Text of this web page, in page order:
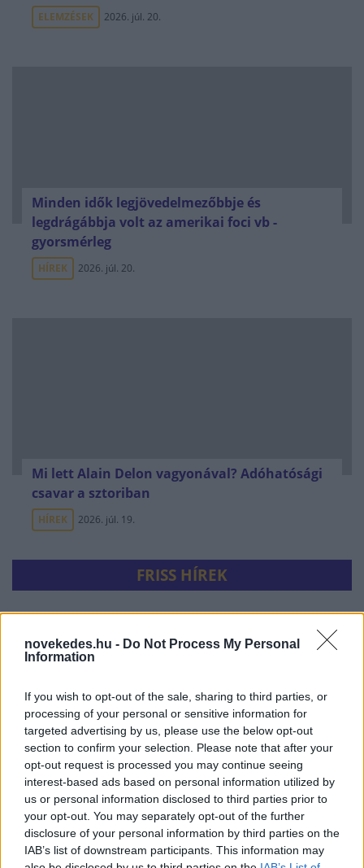
novekedes.hu - Do Not Process My Personal
Information
If you wish to opt-out of the sale, sharing to third parties, or
processing of your personal or sensitive information for
targeted advertising by us, please use the below opt-out
section to confirm your selection. Please note that after your
opt-out request is processed you may continue seeing
interest-based ads based on personal information utilized by
us or personal information disclosed to third parties prior to
your opt-out. You may separately opt-out of the further
disclosure of your personal information by third parties on the
IAB’s list of downstream participants. This information may
ELEMZÉSEK 2026. júl. 20.
Minden idők legjövedelmezőbbje és
legdrágábbja volt az amerikai foci vb -
gyorsmérleg
HÍREK 2026. júl. 20.
Mi lett Alain Delon vagyonával? Adóhatósági
csavar a sztoriban
HÍREK 2026. júl. 19.
FRISS HÍREK
árnyékflotta
Feszültség Olaszország és Spanyolország
között: az olaszok ellen ellenőrzést akar